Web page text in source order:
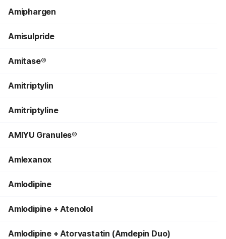
Amiphargen
Amisulpride
Amitase®
Amitriptylin
Amitriptyline
AMIYU Granules®
Amlexanox
Amlodipine
Amlodipine + Atenolol
Amlodipine + Atorvastatin (Amdepin Duo)